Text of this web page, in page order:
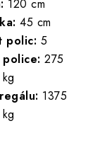
120 cm
45 cm
polic: 5
275
kg
1375
kg